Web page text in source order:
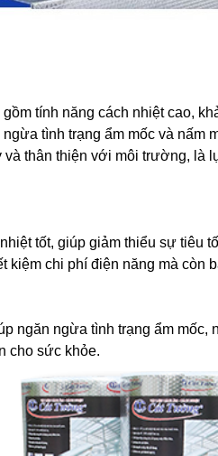
gồm tính năng cách nhiệt cao,
tình trạng ẩm mốc và nấm
thân thiện với môi trường, là
tốt, giúp giảm thiểu sự tiêu
chi phí điện năng mà còn
ngăn ngừa tình trạng ẩm mốc,
cho sức khỏe.